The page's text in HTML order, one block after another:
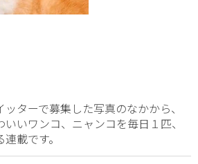
ターで募集した写真のなかから、
いワンコ、ニャンコを毎日１匹、
載です。